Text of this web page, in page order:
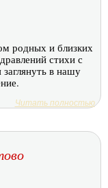
родных и близких
стихи с
в нашу
Читать полностью